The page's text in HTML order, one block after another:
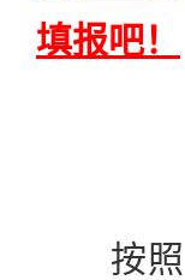
填报吧！
按照